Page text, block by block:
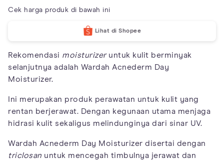
Cek harga produk di bawah ini
Lihat di Shopee
Rekomendasi moisturizeruntuk kulit berminyak
selanjutnya adalah Wardah Acnederm Day
Moisturizer.
Ini merupakan produk perawatan untuk kulit yang
rentan berjerawat. Dengan kegunaan utama menjaga
hidrasi kulit sekaligus melindunginya dari sinar UV.
Wardah Acnederm Day Moisturizer disertai dengan
triclosan untuk mencegah timbulnya jerawat dan